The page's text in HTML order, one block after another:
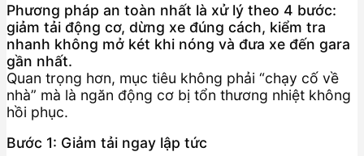
Phương pháp an toàn nhất là xử lý theo 4 bước:
giảm tải động cơ, dừng xe đúng cách, kiểm tra
nhanh không mở két khi nóng và đưa xe đến gara
gần nhất.
Quan trọng hơn, mục tiêu không phải “chạy cố về
nhà” mà là ngăn động cơ bị tổn thương nhiệt không
hồi phục.
Bước 1: Giảm tải ngay lập tức